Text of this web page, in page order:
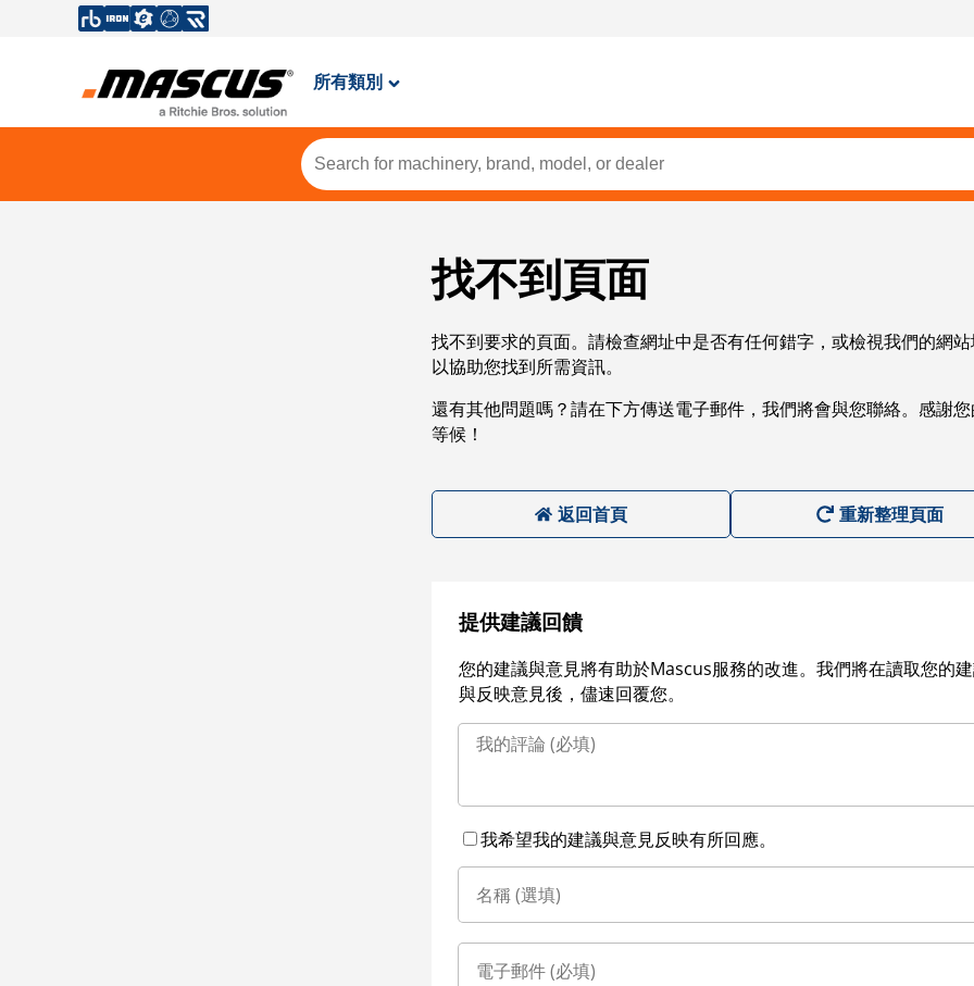
所有類別
找不到頁面
找不到要求的頁面。請檢查網址中是否有任何錯字，或檢視我們的網
以協助您找到所需資訊。
還有其他問題嗎？請在下方傳送電子郵件，我們將會與您聯絡。感謝
等候！
返回首頁 重新整理頁面
提供建議回饋
您的建議與意見將有助於Mascus服務的改進。我們將在讀取您的
與反映意見後，儘速回覆您。
我希望我的建議與意見反映有所回應。